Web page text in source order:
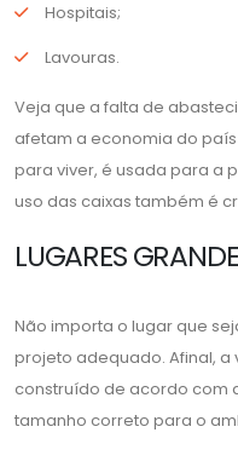
Hospitais;
Lavouras.
Veja que a falta de
afetam a economia do
para viver, é usada para a
uso das caixas também é
LUGARES
Não importa o lugar que
projeto adequado. Afinal,
construído de acordo com
tamanho correto para o